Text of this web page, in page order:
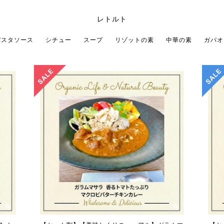
レトルト
タソース シチュー スープ リゾットの素 中華の素 ガパオ